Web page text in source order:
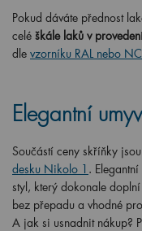
Pokud dáváte přednost
celé škále laků v
dle vzorníku RAL nebo
Elegantní
Součástí ceny skříňky
desku Nikolo 1 .
styl, který dokonale
bez přepadu a vhodné
A jak si usnadnit nákup?